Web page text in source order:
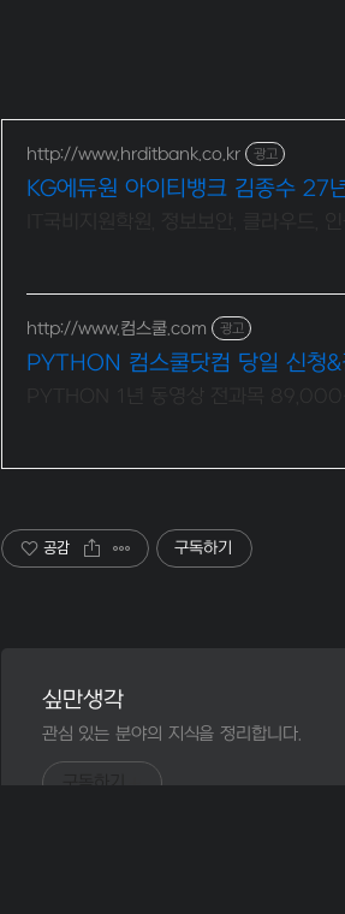
http://www.hrditbank.co.kr 광고
KG에듀원 아이티뱅크 김종수 27
http://www.컴스쿨.com 광고
PYTHON 컴스쿨닷컴 당일 신청&
공감 구독하기
싶만생각
관심 있는 분야의 지식을 정리합니다.